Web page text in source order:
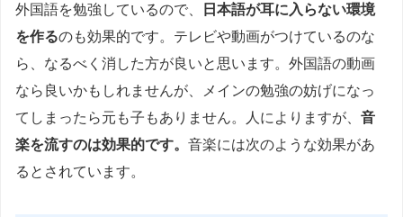
外国語を勉強しているので、
日本語が耳に入らない環境
を作るのも効果的です。テレビや動画がつけているのな
ら、なるべく消した方が良いと思います。外国語の動画
なら良いかもしれませんが、メインの勉強の妨げになっ
てしまったら元も子もありません。人によりますが、 音
楽を流すのは効果的です。 音楽には次のような効果があ
るとされています。